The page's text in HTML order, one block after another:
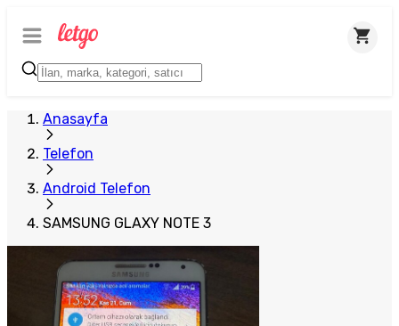
Anasayfa
Telefon
Android Telefon
SAMSUNG GLAXY NOTE 3